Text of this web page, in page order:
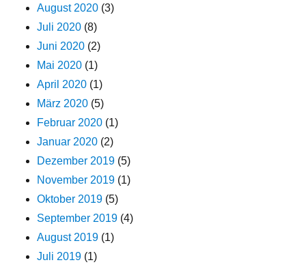
August 2020 (3)
Juli 2020 (8)
Juni 2020 (2)
Mai 2020 (1)
April 2020 (1)
März 2020 (5)
Februar 2020 (1)
Januar 2020 (2)
Dezember 2019 (5)
November 2019 (1)
Oktober 2019 (5)
September 2019 (4)
August 2019 (1)
Juli 2019 (1)